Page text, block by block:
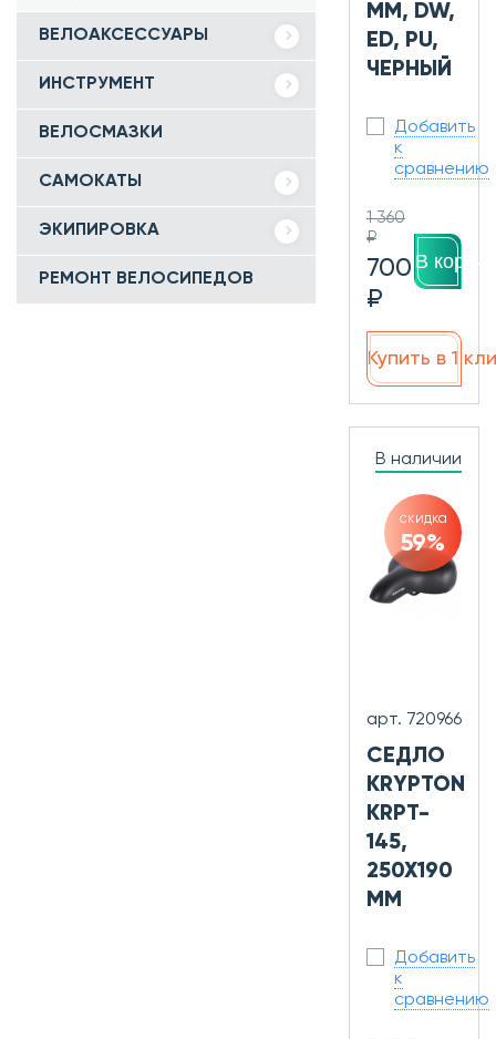
ВЕЛОАКСЕССУАРЫ
ИНСТРУМЕНТ
ВЕЛОСМАЗКИ
САМОКАТЫ
ЭКИПИРОВКА
РЕМОНТ ВЕЛОСИПЕДОВ
ММ, DW,
ED, PU,
ЧЕРНЫЙ
Добавить
к
сравнению
1 360
₽
700
₽
В
Купить в 1
В наличии
скидка
59%
арт. 720966
СЕДЛО
KRYPTON
KRPT-
145,
250X190
ММ
Добавить
к
сравнению